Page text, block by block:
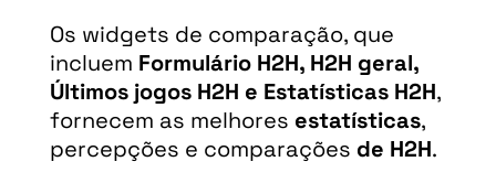
Os widgets de comparação, que
incluem Formulário H2H, H2H geral,
Últimos jogos H2H e Estatísticas H2H,
fornecem as melhores estatísticas,
percepções e comparações de H2H.